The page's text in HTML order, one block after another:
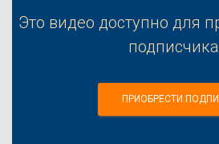
Это видео доступно для
ПРИОБРЕСТИ